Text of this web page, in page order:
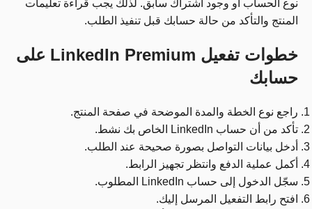
نوع الحساب أو وجود اشتراك سابق. لذلك يجب قراءة تعليمات
المنتج والتأكد من حالة حسابك قبل تنفيذ الطلب.
خطوات تفعيل LinkedIn Premium على
حسابك
راجع نوع الخطة والمدة الموضحة في صفحة المنتج.
تأكد من أن حساب LinkedIn الخاص بك نشط.
أدخل بيانات التواصل بصورة صحيحة عند الطلب.
أكمل عملية الدفع وانتظر تجهيز الرابط.
سجّل الدخول إلى حساب LinkedIn المطلوب.
افتح رابط التفعيل المرسل إليك.